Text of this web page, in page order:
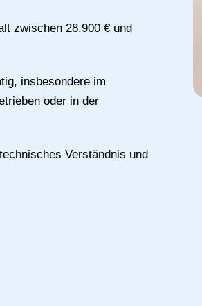
zwischen 28.900 € und
insbesondere im
oder in der
Verständnis und